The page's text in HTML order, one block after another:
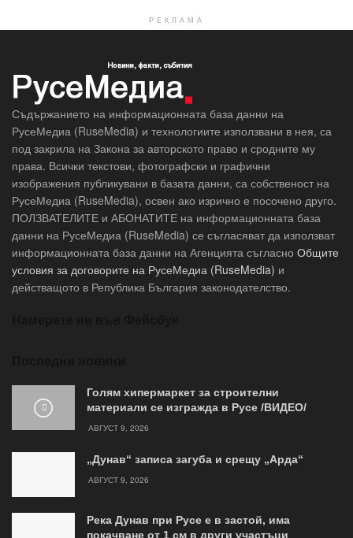
РЕКЛАМА
Съдържанието на информационната база данни на
РусеМедиа (RuseMedia) и технологиите използвани в нея, са
под закрила на Закона за авторското право и сродните му
права. Всички текстови, фотографски и графични
изображения публикувани в базата данни, са собственост на
РусеМедиа (RuseMedia), освен ако изрично е посочено друго.
ПОЛЗВАТЕЛИТЕ и АБОНАТИТЕ на информационната база
данни на РусеМедиа (RuseMedia) се съгласяват да използват
информационната база данни на Агенцията съгласно Общите
условия за договорите на РусеМедиа (RuseMedia) и
действащото в Република България законодателство.
Голям хипермаркет за строителни
материали се изгражда в Русе /ВИДЕО/
АВГУСТ 9, 2026
„Дунав“ записа загуба и срещу „Арда“
АВГУСТ 9, 2026
Река Дунав при Русе е в застой, има
покачване от 1 см в други участъци